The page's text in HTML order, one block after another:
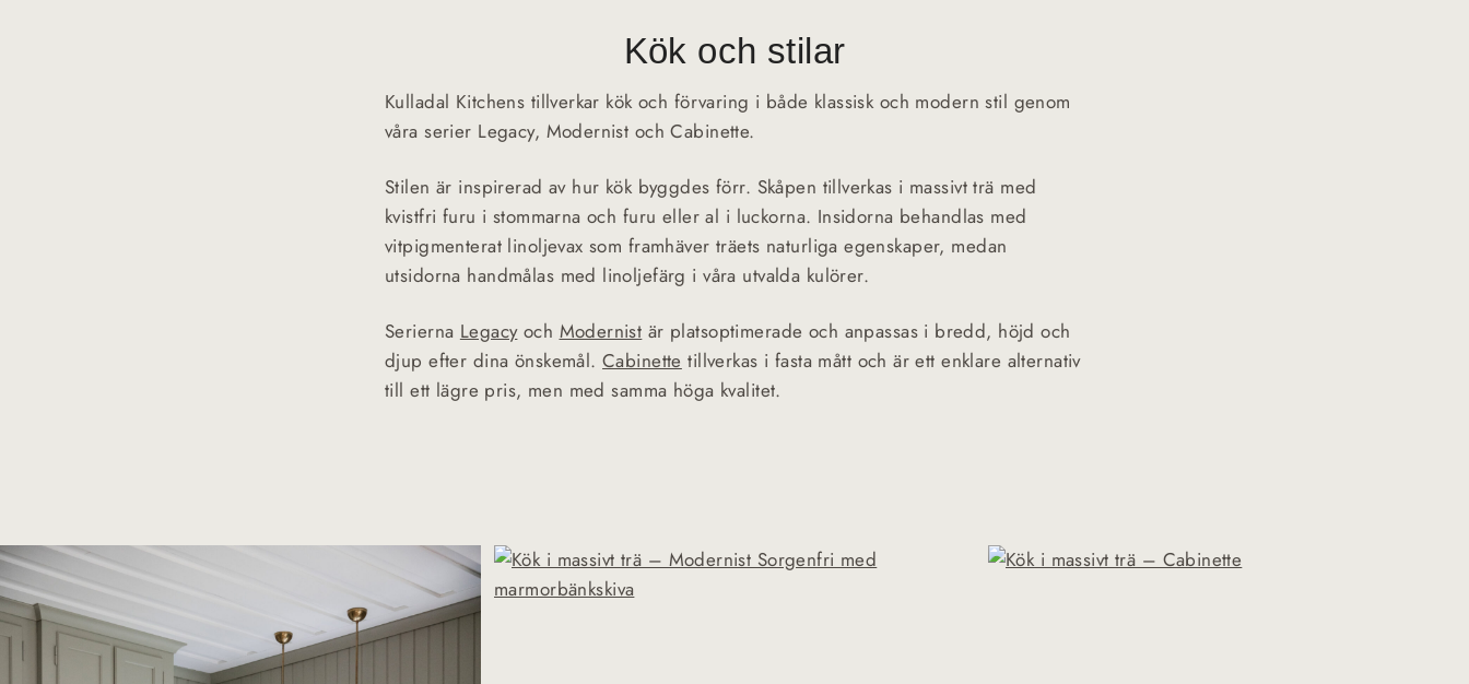
Kök och stilar
Kulladal Kitchens tillverkar kök och förvaring i både klassisk och modern stil genom
våra serier Legacy, Modernist och Cabinette.
Stilen är inspirerad av hur kök byggdes förr. Skåpen tillverkas i massivt trä med
kvistfri furu i stommarna och furu eller al i luckorna. Insidorna behandlas med
vitpigmenterat linoljevax som framhäver träets naturliga egenskaper, medan
utsidorna handmålas med linoljefärg i våra utvalda kulörer.
Serierna Legacyoch Modernist är platsoptimerade och anpassas i bredd, höjd och
djup efter dina önskemål.Cabinette tillverkas i fasta mått och är ett enklare alternativ
till ett lägre pris, men med samma höga kvalitet.